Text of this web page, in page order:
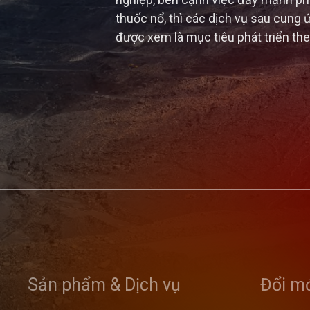
Sản phẩm & Dịch vụ Đổi
dân bảo vệ
nghiệp, bên cạnh việc đẩy mạnh
thuốc nổ, thì các dịch vụ sau
được xem là mục tiêu phát triển